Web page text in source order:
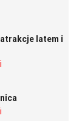
latem i